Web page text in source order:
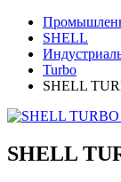
SHELL
Turbo
SHELL
SHELL